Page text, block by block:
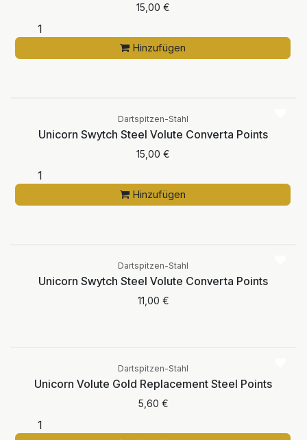
15,00 €
Hinzufügen
Dartspitzen-Stahl
Unicorn Swytch Steel Volute Converta Points
15,00 €
Hinzufügen
Dartspitzen-Stahl
Unicorn Swytch Steel Volute Converta Points
11,00 €
Dartspitzen-Stahl
Unicorn Volute Gold Replacement Steel Points
5,60 €